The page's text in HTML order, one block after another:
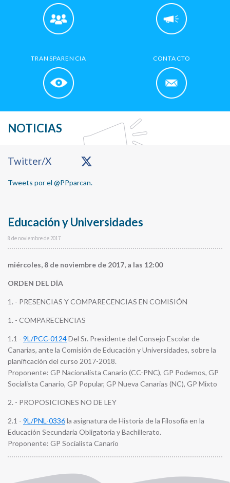
TRANSPARENCIA CONTACTO
NOTICIAS
Educación y Universidades
8 de noviembre de 2017
miércoles, 8 de noviembre de 2017, a las 12:00
ORDEN DEL DÍA
1. - PRESENCIAS Y COMPARECENCIAS EN COMISIÓN
1. - COMPARECENCIAS
1.1 - 9L/PCC-0124Del Sr. Presidente del Consejo Escolar de
Canarias, ante la Comisión de Educación y Universidades, sobre la
planificación del curso 2017-2018.
Proponente: GP Nacionalista Canario (CC-PNC), GP Podemos, GP
Socialista Canario, GP Popular, GP Nueva Canarias (NC), GP Mixto
2. - PROPOSICIONES NO DE LEY
2.1 - 9L/PNL-0336la asignatura de Historia de la Filosofía en la
Educación Secundaria Obligatoria y Bachillerato.
Proponente: GP Socialista Canario
Primary
Twitter/X
Tweets por el @PPparcan.